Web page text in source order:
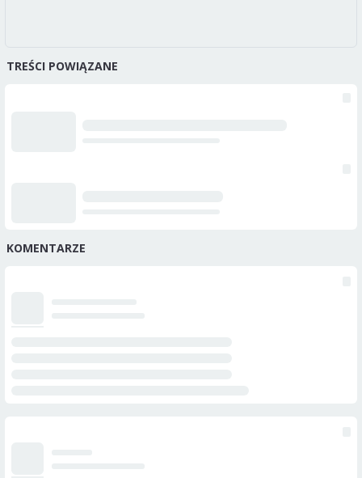
TREŚCI POWIĄZANE
KOMENTARZE